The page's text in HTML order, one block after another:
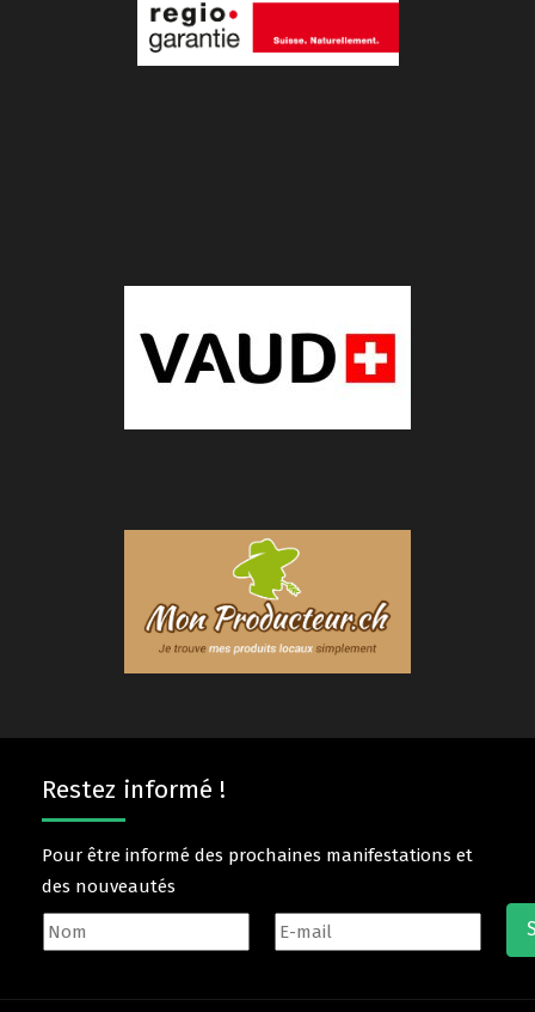
Restez informé !
Pour être informé des prochaines manifestations et
des nouveautés